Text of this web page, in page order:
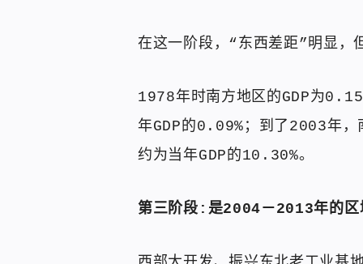
在这一阶段，“东西差距”明显，
1978年时南方地区的GDP为
年GDP的0.09%；到了2003年
约为当年GDP的10.30%。
第三阶段:是2004－2013年的区